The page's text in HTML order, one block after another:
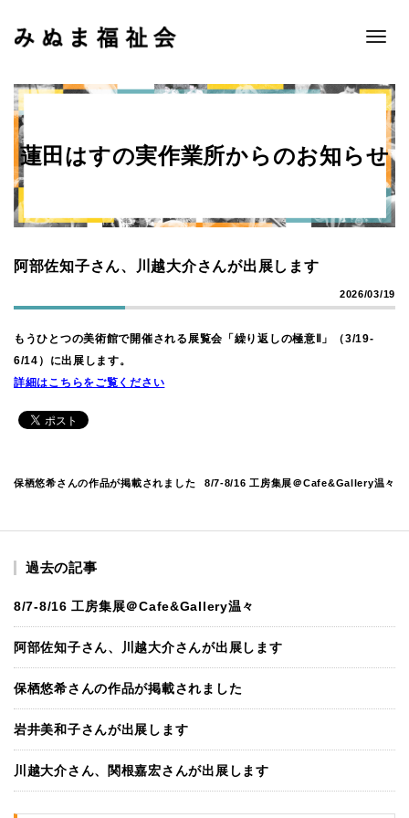
Toggle
蓮田はすの実作業所からのお知らせ
阿部佐知子さん、川越大介さんが出展します
2026/03/19
もうひとつの美術館で開催される展覧会「繰り返しの極意Ⅱ」（3/19-
6/14）に出展します。
詳細はこちらをご覧ください
保栖悠希さんの作品が掲載されました 8/7-8/16 工房集展＠Cafe&Gallery温々
過去の記事
8/7-8/16 工房集展＠Cafe&Gallery温々
阿部佐知子さん、川越大介さんが出展します
保栖悠希さんの作品が掲載されました
岩井美和子さんが出展します
川越大介さん、関根嘉宏さんが出展します